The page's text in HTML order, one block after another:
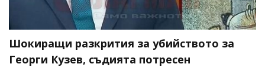
Шокиращи разкрития за убийството за
Георги Кузев, съдията потресен